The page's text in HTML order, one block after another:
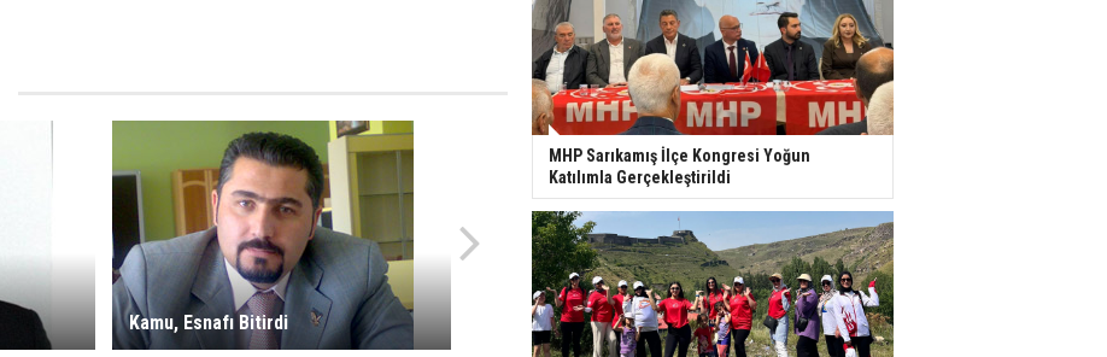
Kamu, Esnafı Bitirdi
MHP Sarıkamış İlçe Kongresi Yoğun
Katılımla Gerçekleştirildi